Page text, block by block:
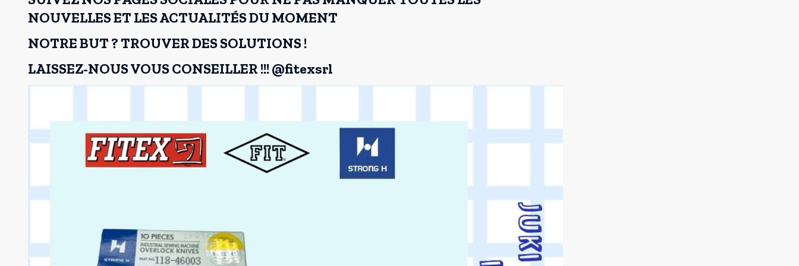
NOUVELLES ET LES ACTUALITÉS DU MOMENT
NOTRE BUT ? TROUVER DES SOLUTIONS !
LAISSEZ-NOUS VOUS CONSEILLER !!! @fitexsrl